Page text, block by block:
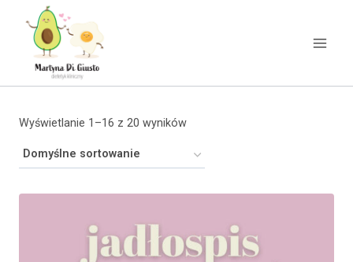
Wyświetlanie 1–16 z 20 wyników